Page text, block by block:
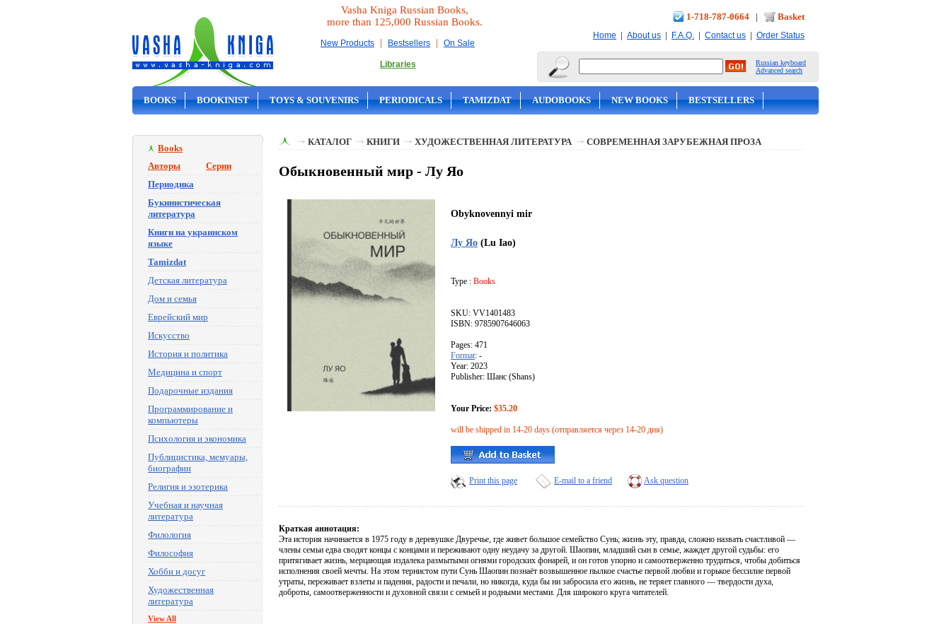
Vasha Kniga Russian Books,
more than 125,000 Russian Books.
New Products | Bestsellers | On Sale
Libraries
1-718-787-0664 | Basket
Home | About us | F.A.Q. | Contact us | Order Status
Russian keyboard
Advanced search
BOOKS BOOKINIST TOYS & SOUVENIRS PERIODICALS TAMIZDAT AUDOBOOKS NEW BOOKS BESTSELLERS
Books
Авторы
Серии
Периодика
Букинистическая
литература
Книги на украинском
языке
Tamizdat
Детская литература
Дом и семья
Еврейский мир
Искусство
История и политика
Медицина и спорт
Подарочные издания
Программирование и
компьютеры
Психология и экономика
Публицистика, мемуары,
биографии
Религия и эзотерика
Учебная и научная
литература
Филология
Философия
Хобби и досуг
Художественная
литература
View All
КАТАЛОГ КНИГИ ХУДОЖЕСТВЕННАЯ ЛИТЕРАТУРА СОВРЕМЕННАЯ ЗАРУБЕЖНАЯ ПРОЗА
Обыкновенный мир - Лу Яо
Obyknovennyi mir
Лу Яо (Lu Iao)
Type : Books
SKU: VV1401483
ISBN: 9785907646063
Pages: 471
Format: -
Year: 2023
Publisher: Шанс (Shans)
Your Price: $35.20
will be shipped in 14-20 days (отправляется через 14-20 дня)
Print this page E-mail to a friend Ask question
Краткая аннотация:
Эта история начинается в 1975 году в деревушке Двуречье, где живет большое семейство Сунь; жизнь эту, правда, сложно назвать счастливой —
члены семьи едва сводят концы с концами и переживают одну неудачу за другой. Шаопин, младший сын в семье, жаждет другой судьбы: его
притягивает жизнь, мерцающая издалека размытыми огнями городских фонарей, и он готов упорно и самоотверженно трудиться, чтобы добиться
исполнения своей мечты. На этом тернистом пути Сунь Шаопин познаёт возвышенное пылкое счастье первой любви и горькое бессилие первой
утраты, переживает взлеты и падения, радости и печали, но никогда, куда бы ни забросила его жизнь, не теряет главного — твердости духа,
доброты, самоотверженности и духовной связи с семьей и родными местами. Для широкого круга читателей.